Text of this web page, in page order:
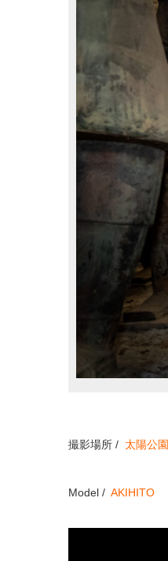
撮影場所 / 太陽公園
Model / AKIHITO